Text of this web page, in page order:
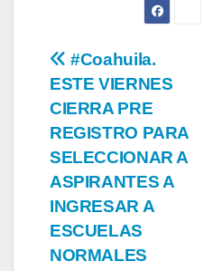
Navegación
de
entradas
#Coahuila.
ESTE VIERNES
CIERRA PRE
REGISTRO PARA
SELECCIONAR A
ASPIRANTES A
INGRESAR A
ESCUELAS
NORMALES